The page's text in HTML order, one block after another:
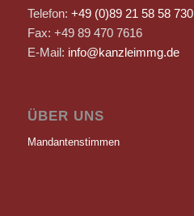
Telefon: +49 (0)89 21 58 58 730
Fax: +49 89 470 7616
E-Mail: info@kanzleimmg.de
ÜBER UNS
Mandantenstimmen